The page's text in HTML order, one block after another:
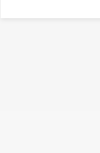
张才兴、周亮、毛